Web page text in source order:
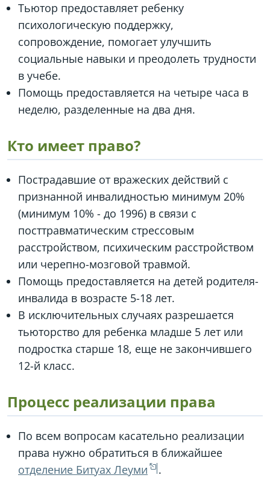
Тьютор предоставляет ребенку
психологическую поддержку,
сопровождение, помогает улучшить
социальные навыки и преодолеть трудности
в учебе.
Помощь предоставляется на четыре часа в
неделю, разделенные на два дня.
Кто имеет право?
Пострадавшие от вражеских действий с
признанной инвалидностью минимум 20%
(минимум 10% - до 1996) в связи с
посттравматическим стрессовым
расстройством, психическим расстройством
или черепно-мозговой травмой.
Помощь предоставляется на детей родителя-
инвалида в возрасте 5-18 лет.
В исключительных случаях разрешается
тьюторство для ребенка младше 5 лет или
подростка старше 18, еще не закончившего
12-й класс.
Процесс реализации права
По всем вопросам касательно реализации
права нужно обратиться в ближайшее
отделение Битуах Леуми
.